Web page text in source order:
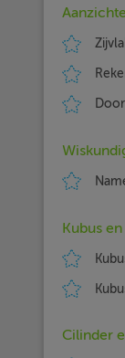
Kubus
Cilinder